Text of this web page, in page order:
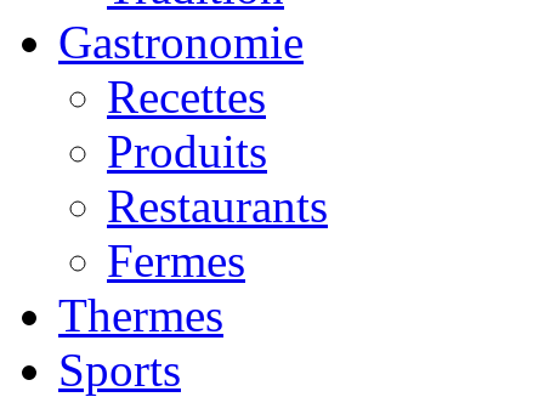
Gastronomie
Recettes
Produits
Restaurants
Fermes
Thermes
Sports